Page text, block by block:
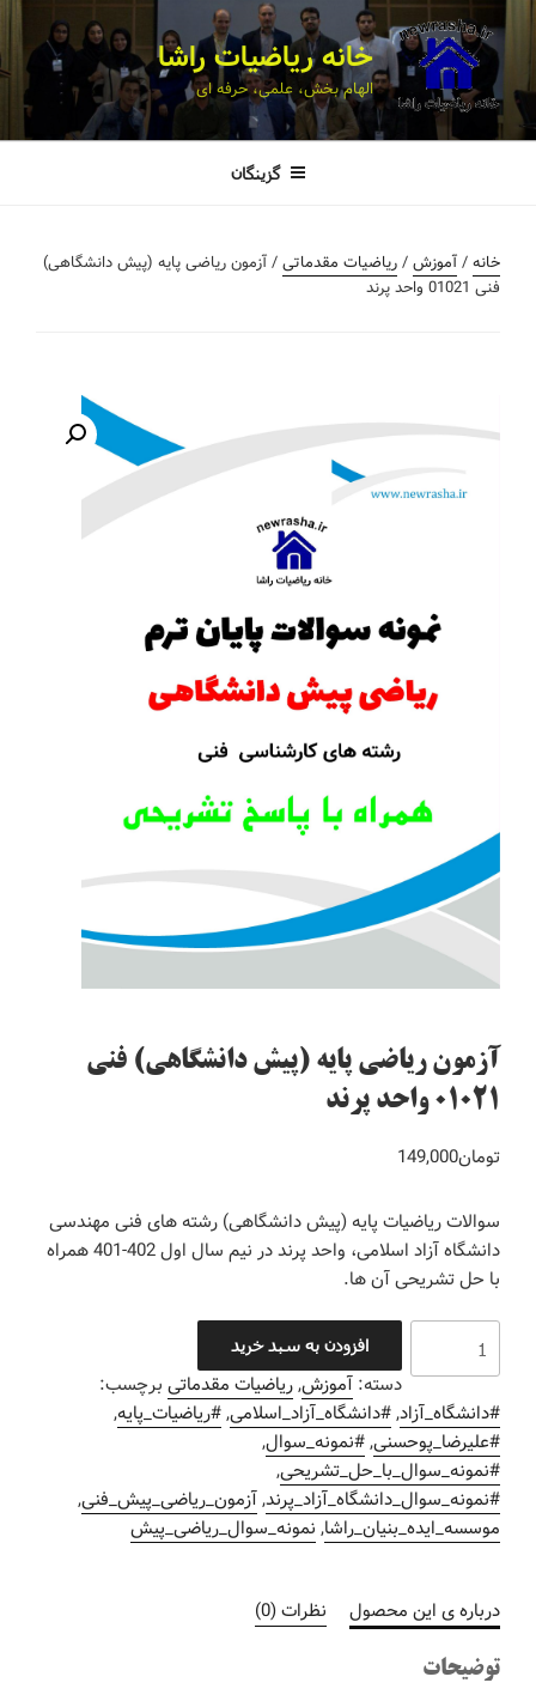
خانه ریاضیات راشا
الهام بخش، علمی، حرفه ای
گزینگان
خانه/آموزش/ریاضیات مقدماتی/ آزمون ریاضی پایه (پیش دانشگاهی)
فنی 01021 واحد پرند
آزمون ریاضی پایه (پیش دانشگاهی) فنی
01021 واحد پرند
تومان149,000
سوالات ریاضیات پایه (پیش دانشگاهی) رشته های فنی مهندسی
دانشگاه آزاد اسلامی، واحد پرند در نیم سال اول 402-401 همراه
با حل تشریحی آن ها.
افزودن به سبد خرید
دسته:آموزش,ریاضیات مقدماتی برچسب:
#دانشگاه_آزاد,#دانشگاه_آزاد_اسلامی,#ریاضیات_پایه,
#علیرضا_پوحسنی,#نمونه_سوال,
#نمونه_سوال_با_حل_تشریحی,
#نمونه_سوال_دانشگاه_آزاد_پرند,آزمون_ریاضی_پیش_فنی,
موسسه_ایده_بنیان_راشا, نمونه_سوال_ریاضی_پیش
درباره ی این محصول نظرات (0)
توضیحات